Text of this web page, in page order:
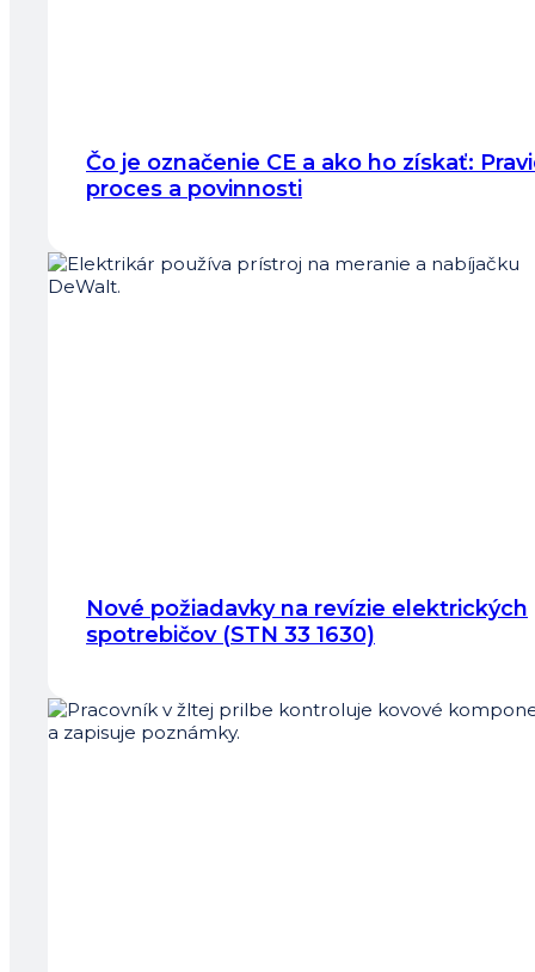
Čo je označenie CE a ako ho získať:
proces a povinnosti
Nové požiadavky na revízie elektrických
spotrebičov (STN 33 1630)